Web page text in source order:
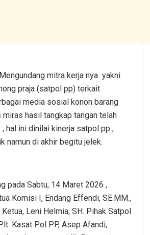
mitra kerja nya yakni
praja (satpol pp) terkait
media sosial konon barang
hasil tangkap tangan telah
, hal ini dinilai kinerja satpol pp ,
namun di akhir begitu jelek.
pada Sabtu, 14 Maret 2026 ,
Komisi I, Endang Effendi, SE.MM.,
Leni Helmia, SH. Pihak Satpol
Kasat Pol PP, Asep Afandi,